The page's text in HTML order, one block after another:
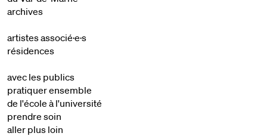
archives
artistes associé·e·s
résidences
avec les publics
pratiquer ensemble
de l'école à l'université
prendre soin
aller plus loin